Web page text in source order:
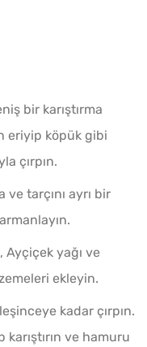
bir karıştırma
eriyip köpük gibi
çırpın.
tarçını ayrı bir
Ayçiçek yağı ve
ekleyin.
kadar çırpın.
ve hamuru